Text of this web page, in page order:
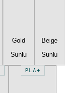
Gold
Sunlu
Beige
Sunlu
PLA+